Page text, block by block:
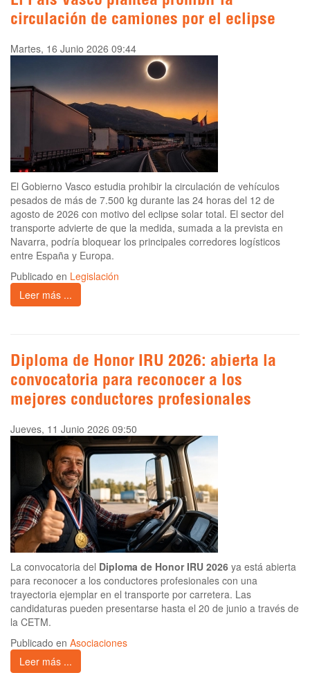
circulación de camiones por el eclipse
Martes, 16 Junio 2026 09:44
El Gobierno Vasco estudia prohibir la circulación de vehículos
pesados de más de 7.500 kg durante las 24 horas del 12 de
agosto de 2026 con motivo del eclipse solar total. El sector del
transporte advierte de que la medida, sumada a la prevista en
Navarra, podría bloquear los principales corredores logísticos
entre España y Europa.
Publicado en Legislación
Leer más ...
Diploma de Honor IRU 2026: abierta la
convocatoria para reconocer a los
mejores conductores profesionales
Jueves, 11 Junio 2026 09:50
La convocatoria del Diploma de Honor IRU 2026 ya está abierta
para reconocer a los conductores profesionales con una
trayectoria ejemplar en el transporte por carretera. Las
candidaturas pueden presentarse hasta el 20 de junio a través de
la CETM.
Publicado en Asociaciones
Leer más ...